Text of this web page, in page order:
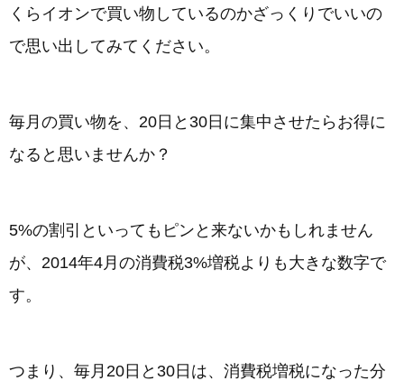
くらイオンで買い物しているのかざっくりでいいの
で思い出してみてください。
毎月の買い物を、20日と30日に集中させたらお得に
なると思いませんか？
5%の割引といってもピンと来ないかもしれません
が、2014年4月の消費税3%増税よりも大きな数字で
す。
つまり、毎月20日と30日は、消費税増税になった分